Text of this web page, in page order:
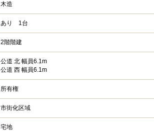
木造
あり 1台
2階階建
公道 北 幅員6.1m
公道 西 幅員6.1m
所有権
市街化区域
宅地